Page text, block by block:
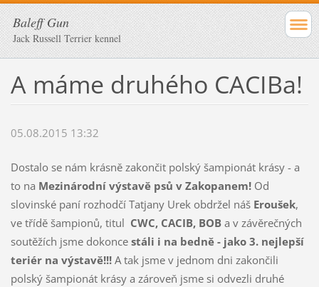
Baleff Gun
Jack Russell Terrier kennel
A máme druhého CACIBa!
05.08.2015 13:32
Dostalo se nám krásně zakončit polský šampionát krásy - a
to na Mezinárodní výstavě psů v Zakopanem! Od
slovinské paní rozhodčí Tatjany Urek obdržel náš Eroušek,
ve třídě šampionů, titul CWC, CACIB, BOB a v závěrečných
soutěžích jsme dokoncestáli i na bedně - jako 3. nejlepší
teriér na výstavě!!! A tak jsme v jednom dni zakončili
polský šampionát krásy a zároveň jsme si odvezli druhé